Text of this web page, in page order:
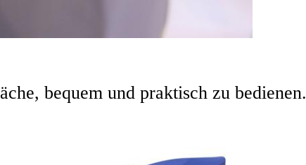
bequem und praktisch zu bedienen.